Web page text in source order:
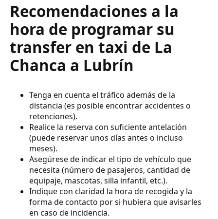
Recomendaciones a la
hora de programar su
transfer en taxi de La
Chanca a Lubrín
Tenga en cuenta el tráfico además de la
distancia (es posible encontrar accidentes o
retenciones).
Realice la reserva con suficiente antelación
(puede reservar unos días antes o incluso
meses).
Asegúrese de indicar el tipo de vehículo que
necesita (número de pasajeros, cantidad de
equipaje, mascotas, silla infantil, etc.).
Indique con claridad la hora de recogida y la
forma de contacto por si hubiera que avisarles
en caso de incidencia.